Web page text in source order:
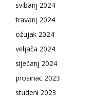
svibanj 2024
travanj 2024
ožujak 2024
veljača 2024
siječanj 2024
prosinac 2023
studeni 2023